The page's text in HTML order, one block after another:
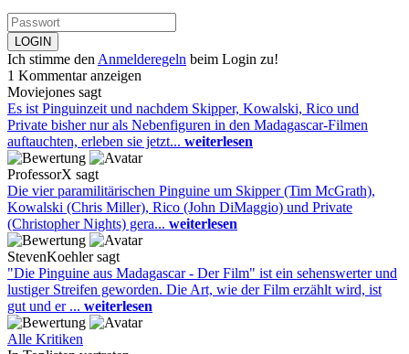
Ich stimme den Anmelderegeln beim Login zu!
1 Kommentar anzeigen
Moviejones sagt
Es ist Pinguinzeit und nachdem Skipper, Kowalski, Rico und
Private bisher nur als Nebenfiguren in den Madagascar-Filmen
auftauchten, erleben sie jetzt... weiterlesen
ProfessorX sagt
Die vier paramilitärischen Pinguine um Skipper (Tim McGrath),
Kowalski (Chris Miller), Rico (John DiMaggio) und Private
(Christopher Nights) gera... weiterlesen
StevenKoehler sagt
"Die Pinguine aus Madagascar - Der Film" ist ein sehenswerter und
lustiger Streifen geworden. Die Art, wie der Film erzählt wird, ist
gut und er ... weiterlesen
Alle Kritiken